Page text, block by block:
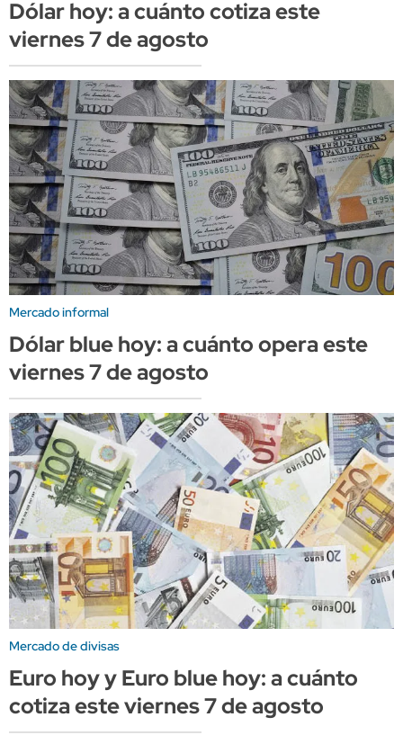
Dólar hoy: a cuánto cotiza este
viernes 7 de agosto
Mercado informal
Dólar blue hoy: a cuánto opera este
viernes 7 de agosto
Mercado de divisas
Euro hoy y Euro blue hoy: a cuánto
cotiza este viernes 7 de agosto